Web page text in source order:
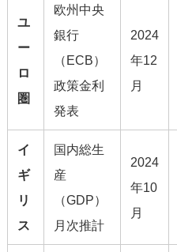
ユ
ー
ロ
圏
欧州中央
銀行
（ECB）
政策金利
発表
2024
年12
月
イ
ギ
リ
ス
国内総生
産
（GDP）
月次推計
2024
年10
月